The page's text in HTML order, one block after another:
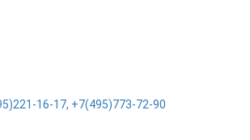
16-17, +7(495)773-72-90